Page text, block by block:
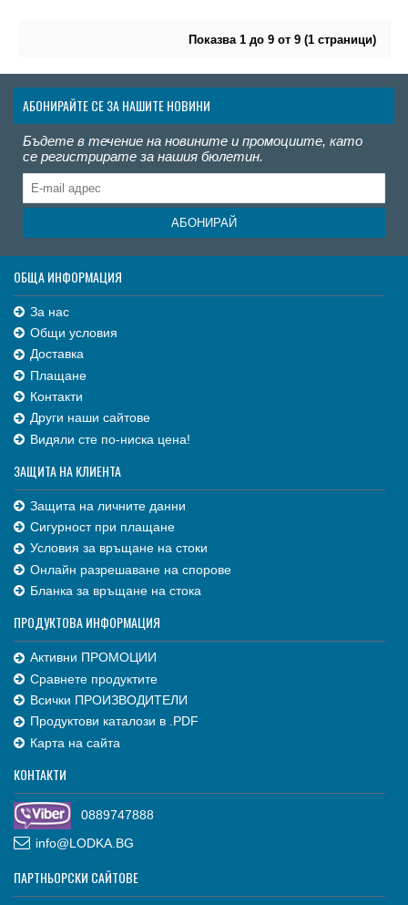
Показва 1 до 9 от 9 (1 страници)
АБОНИРАЙТЕ СЕ ЗА НАШИТЕ НОВИНИ
Бъдете в течение на новините и промоциите, като
се регистрирате за нашия бюлетин.
АБОНИРАЙ
ОБЩА ИНФОРМАЦИЯ
За нас
Общи условия
Доставка
Плащане
Контакти
Други наши сайтове
Видяли сте по-ниска цена!
ЗАЩИТА НА КЛИЕНТА
Защита на личните данни
Сигурност при плащане
Условия за връщане на стоки
Онлайн разрешаване на спорове
Бланка за връщане на стока
ПРОДУКТОВА ИНФОРМАЦИЯ
Активни ПРОМОЦИИ
Сравнете продуктите
Всички ПРОИЗВОДИТЕЛИ
Продуктови каталози в .PDF
Карта на сайта
КОНТАКТИ
0889747888
info@LODKA.BG
ПАРТНЬОРСКИ САЙТОВЕ